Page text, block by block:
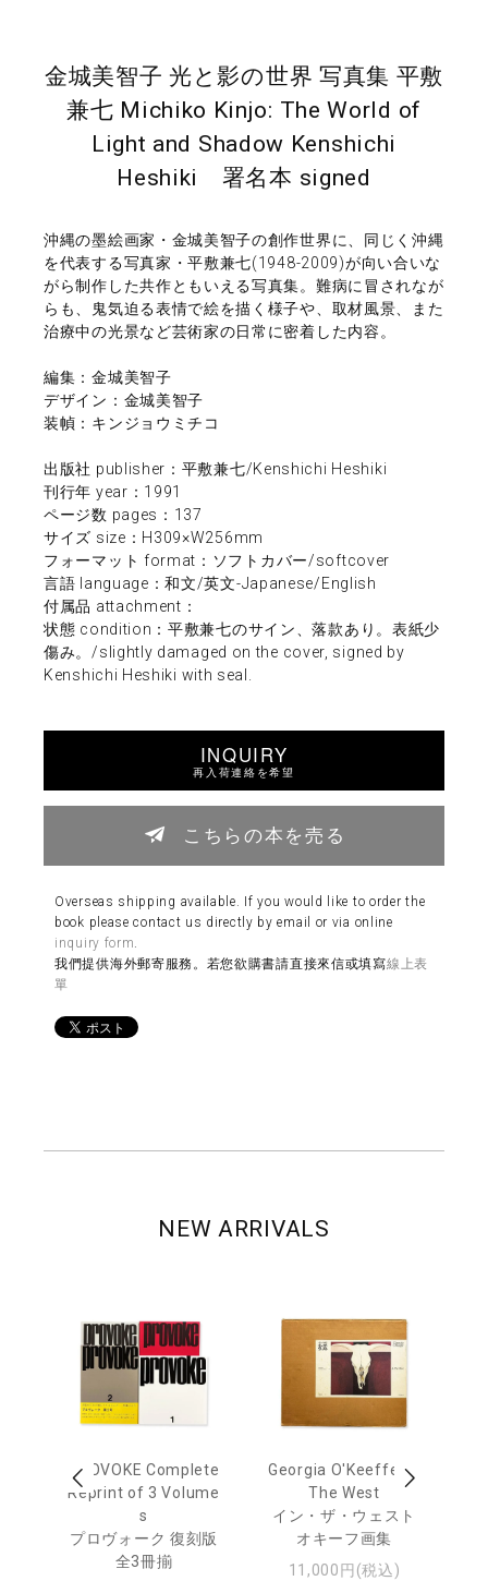
金城美智子 光と影の世界 写真集 平敷
兼七 Michiko Kinjo: The World of
Light and Shadow Kenshichi
Heshiki 署名本 signed
沖縄の墨絵画家・金城美智子の創作世界に、同じく沖縄
を代表する写真家・平敷兼七(1948-2009)が向い合いな
がら制作した共作ともいえる写真集。難病に冒されなが
らも、鬼気迫る表情で絵を描く様子や、取材風景、また
治療中の光景など芸術家の日常に密着した内容。
編集：金城美智子
デザイン：金城美智子
装幀：キンジョウミチコ
出版社 publisher：平敷兼七/Kenshichi Heshiki
刊行年 year：1991
ページ数 pages：137
サイズ size：H309×W256mm
フォーマット format：ソフトカバー/softcover
言語 language：和文/英文-Japanese/English
付属品 attachment：
状態 condition：平敷兼七のサイン、落款あり。表紙少
傷み。/slightly damaged on the cover, signed by
Kenshichi Heshiki with seal.
INQUIRY
再入荷連絡を希望
こちらの本を売る
Overseas shipping available. If you would like to order the
book please contact us directly by email or via online
inquiry form.
我們提供海外郵寄服務。若您欲購書請直接來信或填寫線上表
單
NEW ARRIVALS
PROVOKE Complete
Reprint of 3 Volume
s
プロヴォーク 復刻版
全3冊揃
Georgia O'Keeffe: In
The West
イン・ザ・ウェスト
オキーフ画集
11,000円(税込)